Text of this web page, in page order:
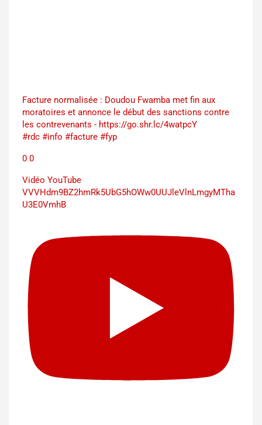
Facture normalisée : Doudou Fwamba met fin aux
moratoires et annonce le début des sanctions contre
les contrevenants - https://go.shr.lc/4watpcY
#rdc #info #facture #fyp
0 0
Vidéo YouTube
VVVHdm9BZ2hmRk5UbG5hOWw0UUJleVlnLmgyMTha
U3E0VmhB